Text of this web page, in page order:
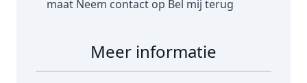
maat Neem contact op Bel mij terug
Meer informatie